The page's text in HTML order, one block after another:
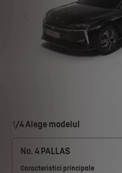
1 /4 Alege modelul
No. 4 PALLAS
Caracteristici principale